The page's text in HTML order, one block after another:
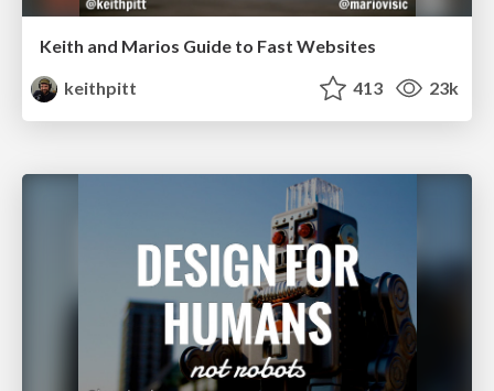
Keith and Marios Guide to Fast Websites
keithpitt
413 23k